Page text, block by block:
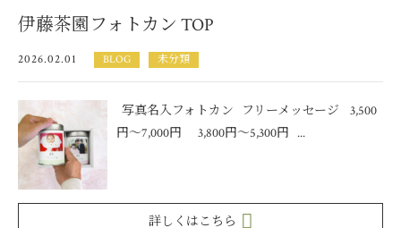
伊藤茶園フォトカン TOP
2026.02.01 BLOG 未分類
写真名入フォトカン フリーメッセージ 3,500
円～7,000円 3,800円～5,300円 ...
詳しくはこちら